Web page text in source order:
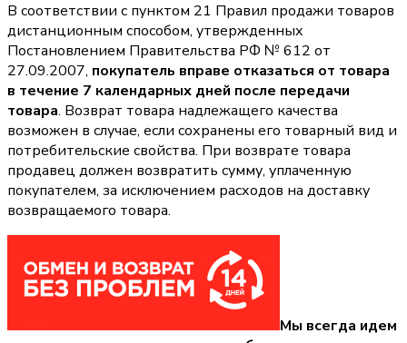
В соответствии с пунктом 21 Правил продажи товаров
дистанционным способом, утвержденных
Постановлением Правительства РФ № 612 от
27.09.2007, покупатель вправе отказаться от товара
в течение 7 календарных дней после передачи
товара. Возврат товара надлежащего качества
возможен в случае, если сохранены его товарный вид и
потребительские свойства. При возврате товара
продавец должен возвратить сумму, уплаченную
покупателем, за исключением расходов на доставку
возвращаемого товара.
Мы всегда идем